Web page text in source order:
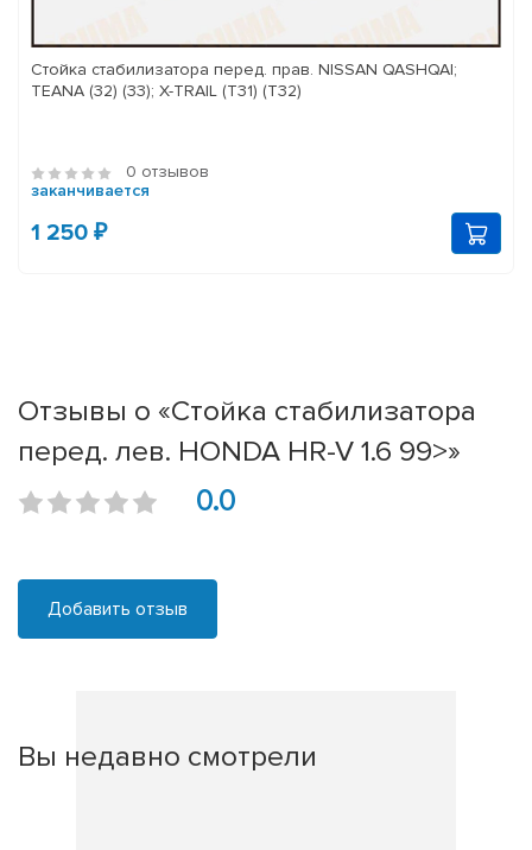
Стойка стабилизатора перед. прав. NISSAN QASHQAI;
TEANA (32) (33); X-TRAIL (T31) (T32)
0 отзывов
заканчивается
1 250 ₽
Отзывы о «Стойка стабилизатора
перед. лев. HONDA HR-V 1.6 99>»
0.0
Добавить отзыв
Вы недавно смотрели